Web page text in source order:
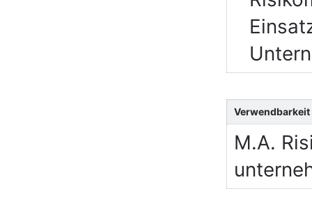
M.A.